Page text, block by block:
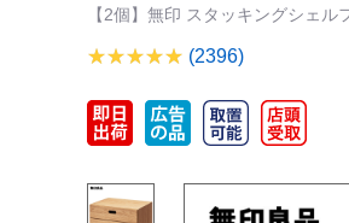
【2個】無印 スタッキングシェ
(2396)